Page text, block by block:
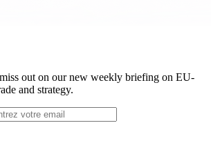
out on our new weekly briefing on EU-
and strategy.